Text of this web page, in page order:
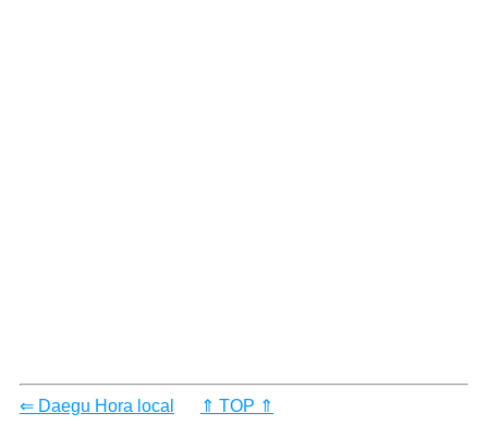
⇐ Daegu Hora local ⇑ TOP ⇑